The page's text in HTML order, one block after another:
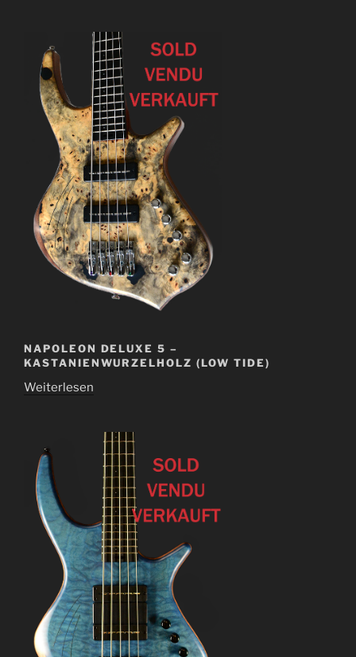
NAPOLEON DELUXE 5 –
KASTANIENWURZELHOLZ (LOW TIDE)
Weiterlesen